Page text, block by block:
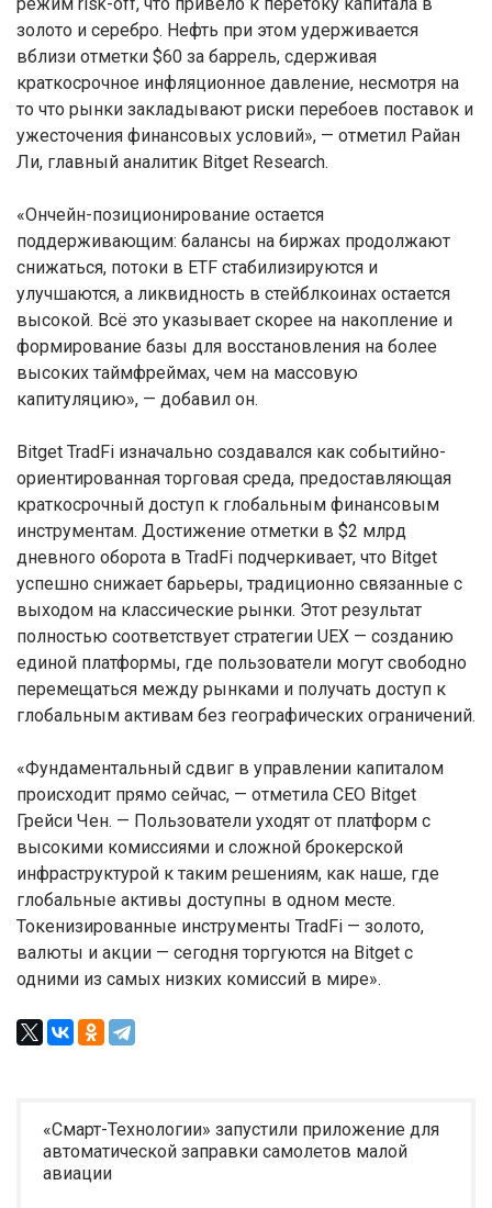
золото и серебро. Нефть при этом удерживается
вблизи отметки $60 за баррель, сдерживая
краткосрочное инфляционное давление, несмотря на
то что рынки закладывают риски перебоев поставок и
ужесточения финансовых условий», — отметил Райан
Ли, главный аналитик Bitget Research.
«Ончейн-позиционирование остается
поддерживающим: балансы на биржах продолжают
снижаться, потоки в ETF стабилизируются и
улучшаются, а ликвидность в стейблкоинах остается
высокой. Всё это указывает скорее на накопление и
формирование базы для восстановления на более
высоких таймфреймах, чем на массовую
капитуляцию», — добавил он.
Bitget TradFi изначально создавался как событийно-
ориентированная торговая среда, предоставляющая
краткосрочный доступ к глобальным финансовым
инструментам. Достижение отметки в $2 млрд
дневного оборота в TradFi подчеркивает, что Bitget
успешно снижает барьеры, традиционно связанные с
выходом на классические рынки. Этот результат
полностью соответствует стратегии UEX — созданию
единой платформы, где пользователи могут свободно
перемещаться между рынками и получать доступ к
глобальным активам без географических ограничений.
«Фундаментальный сдвиг в управлении капиталом
происходит прямо сейчас, — отметила CEO Bitget
Грейси Чен. — Пользователи уходят от платформ с
высокими комиссиями и сложной брокерской
инфраструктурой к таким решениям, как наше, где
глобальные активы доступны в одном месте.
Токенизированные инструменты TradFi — золото,
валюты и акции — сегодня торгуются на Bitget с
одними из самых низких комиссий в мире».
«Смарт-Технологии» запустили приложение для
автоматической заправки самолетов малой
авиации